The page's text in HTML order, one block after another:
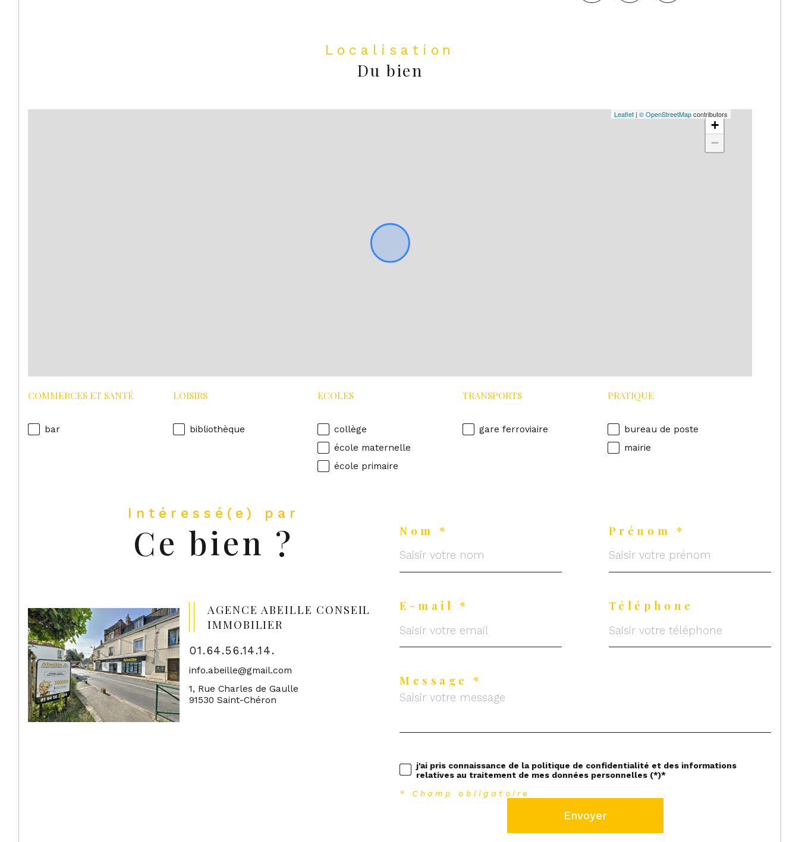
Localisation
Du bien
+
−
Leaflet |© OpenStreetMapcontributors
COMMERCES ET SANTÉ
bar
LOISIRS
bibliothèque
ECOLES
collège
école maternelle
école primaire
TRANSPORTS
gare ferroviaire
PRATIQUE
bureau de poste
mairie
Intéressé(e) par
Ce bien ?
AGENCE ABEILLE CONSEIL
IMMOBILIER
01.64.56.14.14.
info.abeille@gmail.com
1, Rue Charles de Gaulle
91530 Saint-Chéron
Nom * Prénom *
E-mail * Téléphone
Message *
j'ai pris connaissance de la politique de confidentialité et des informations
relatives au traitement de mes données personnelles (*)*
* Champ obligatoire
Envoyer